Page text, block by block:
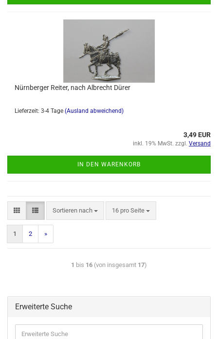
Nürnberger Reiter, nach Albrecht Dürer
Lieferzeit: 3-4 Tage (Ausland abweichend)
3,49 EUR
inkl. 19% MwSt. zzgl. Versand
IN DEN WARENKORB
Sortieren nach 16 pro Seite
1 2 »
1 bis 16 (von insgesamt 17)
Erweiterte Suche